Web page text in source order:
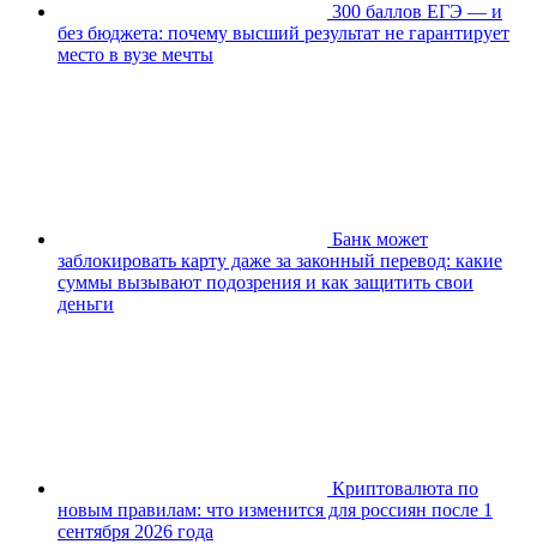
300 баллов ЕГЭ — и
без бюджета: почему высший результат не гарантирует
место в вузе мечты
Банк может
заблокировать карту даже за законный перевод: какие
суммы вызывают подозрения и как защитить свои
деньги
Криптовалюта по
новым правилам: что изменится для россиян после 1
сентября 2026 года